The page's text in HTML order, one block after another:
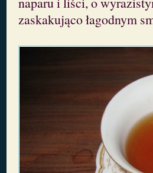
zaskakująco łagodnym